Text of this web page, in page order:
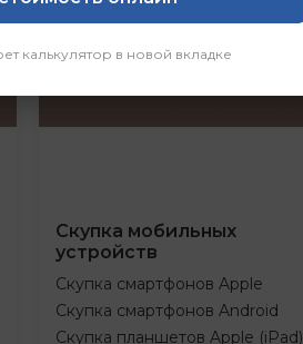
Скупка мобильных
устройств
Скупка смартфонов Apple
Скупка смартфонов Android
Скупка планшетов Apple (iPad)
калькулятор в новой вкладке